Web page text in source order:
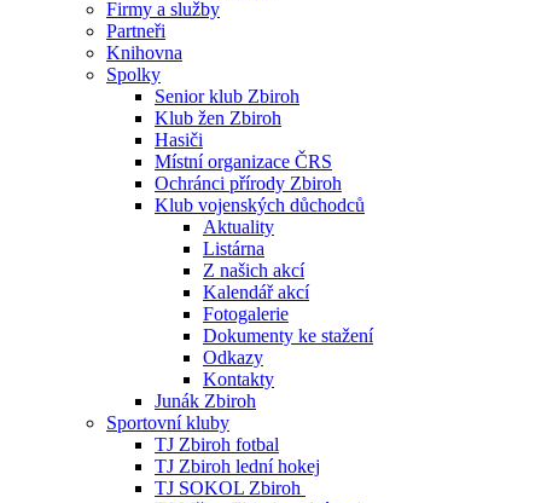
Firmy a služby
Partneři
Knihovna
Spolky
Senior klub Zbiroh
Klub žen Zbiroh
Hasiči
Místní organizace ČRS
Ochránci přírody Zbiroh
Klub vojenských důchodců
Aktuality
Listárna
Z našich akcí
Kalendář akcí
Fotogalerie
Dokumenty ke stažení
Odkazy
Kontakty
Junák Zbiroh
Sportovní kluby
TJ Zbiroh fotbal
TJ Zbiroh lední hokej
TJ SOKOL Zbiroh